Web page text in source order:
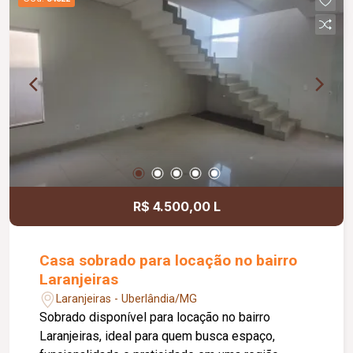
Lounge; Mini mercado; Academia; Coworking;
Centro estético; Espaço relax; Sauna; 03
elevadores atendendo a todos os pavimentos;
Empreendimento residencial com 25 pavimentos,
oferecendo completa estrutura de lazer, bem-
estar e praticidade.
R$ 4.500,00 L
Casa sobrado para locação no bairro
Laranjeiras
Laranjeiras - Uberlândia/MG
Sobrado disponível para locação no bairro
Laranjeiras, ideal para quem busca espaço,